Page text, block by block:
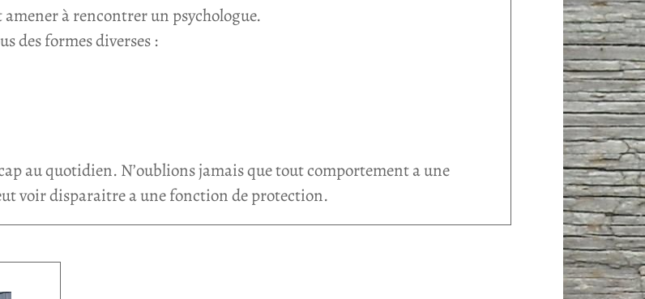
à rencontrer un psychologue.
des formes diverses :
au quotidien. N’oublions jamais que tout comportement a une
voir disparaitre a une fonction de protection.